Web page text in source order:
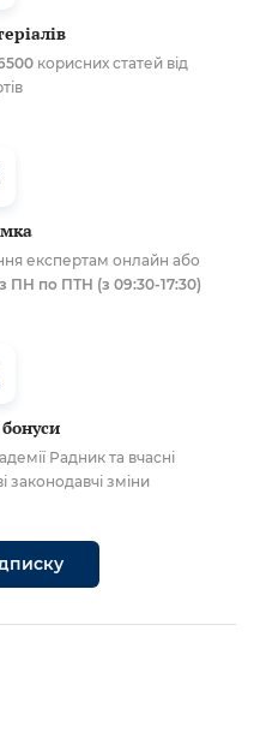
корисних статей від
експертам онлайн або
з ПН по ПТН (з 09:30-17:30)
Радник та вчасні
законодавчі зміни